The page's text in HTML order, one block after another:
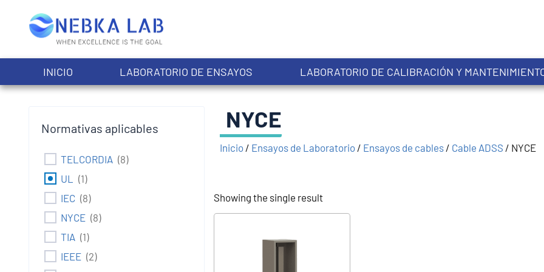
INICIO LABORATORIO DE ENSAYOS LABORATORIO DE CALIBRACIÓN Y
Normativas aplicables
TELCORDIA (8)
UL
(1)
IEC (8)
NYCE (8)
TIA (1)
IEEE (2)
NYCE
Inicio / Ensayos de Laboratorio / Ensayos de cables / Cable ADSS / NYCE
Showing the single result